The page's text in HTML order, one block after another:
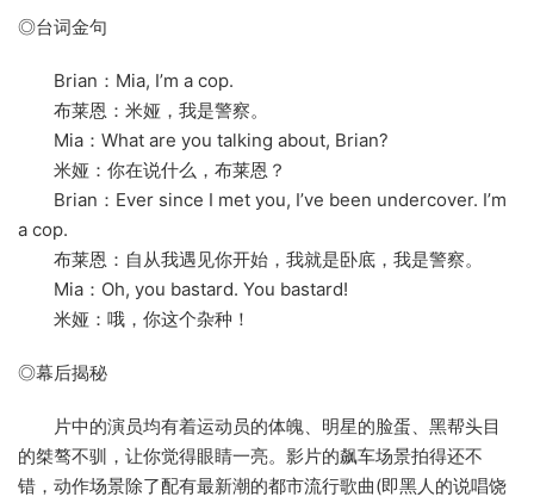
◎台词金句
Brian：Mia, I’m a cop.
布莱恩：米娅，我是警察。
Mia：What are you talking about, Brian?
米娅：你在说什么，布莱恩？
Brian：Ever since I met you, I’ve been undercover. I’m
a cop.
布莱恩：自从我遇见你开始，我就是卧底，我是警察。
Mia：Oh, you bastard. You bastard!
米娅：哦，你这个杂种！
◎幕后揭秘
片中的演员均有着运动员的体魄、明星的脸蛋、黑帮头目
的桀骜不驯，让你觉得眼睛一亮。影片的飙车场景拍得还不
错，动作场景除了配有最新潮的都市流行歌曲(即黑人的说唱饶